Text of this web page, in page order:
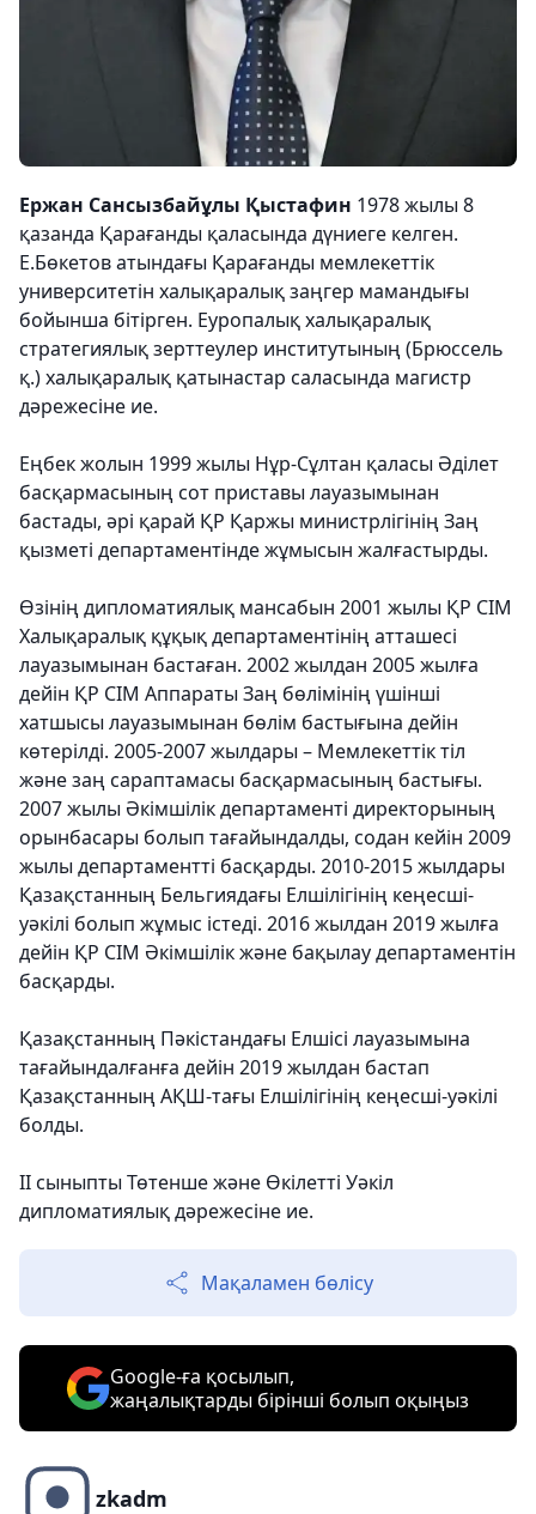
Ержан Сансызбайұлы Қыстафин 1978 жылы 8
қазанда Қарағанды қаласында дүниеге келген.
Е.Бөкетов атындағы Қарағанды мемлекеттік
университетін халықаралық заңгер мамандығы
бойынша бітірген. Еуропалық халықаралық
стратегиялық зерттеулер институтының (Брюссель
қ.) халықаралық қатынастар саласында магистр
дәрежесіне ие.
Еңбек жолын 1999 жылы Нұр-Сұлтан қаласы Әділет
басқармасының сот приставы лауазымынан
бастады, әрі қарай ҚР Қаржы министрлігінің Заң
қызметі департаментінде жұмысын жалғастырды.
Өзінің дипломатиялық мансабын 2001 жылы ҚР СІМ
Халықаралық құқық департаментінің атташесі
лауазымынан бастаған. 2002 жылдан 2005 жылға
дейін ҚР СІМ Аппараты Заң бөлімінің үшінші
хатшысы лауазымынан бөлім бастығына дейін
көтерілді. 2005-2007 жылдары – Мемлекеттік тіл
және заң сараптамасы басқармасының бастығы.
2007 жылы Әкімшілік департаменті директорының
орынбасары болып тағайындалды, содан кейін 2009
жылы департаментті басқарды. 2010-2015 жылдары
Қазақстанның Бельгиядағы Елшілігінің кеңесші-
уәкілі болып жұмыс істеді. 2016 жылдан 2019 жылға
дейін ҚР СІМ Әкімшілік және бақылау департаментін
басқарды.
Қазақстанның Пәкістандағы Елшісі лауазымына
тағайындалғанға дейін 2019 жылдан бастап
Қазақстанның АҚШ-тағы Елшілігінің кеңесші-уәкілі
болды.
II сыныпты Төтенше және Өкілетті Уәкіл
дипломатиялық дәрежесіне ие.
Мақаламен бөлісу
Google-ға қосылып,
жаңалықтарды бірінші болып оқыңыз
zkadm